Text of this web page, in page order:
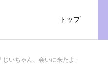
トップ
「じいちゃん、会いに来たよ」